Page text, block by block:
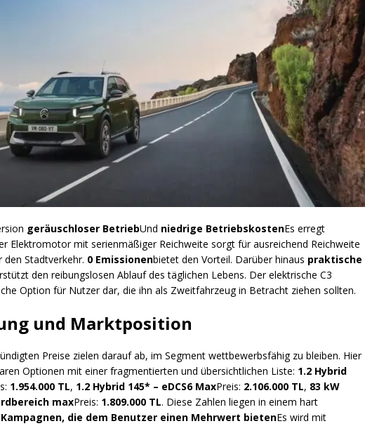
geräuschloser BetriebUnd niedrige BetriebskostenEs erregt
Elektromotor mit serienmäßiger Reichweite sorgt für ausreichend Reichweite
den Stadtverkehr. 0 Emissionenbietet den Vorteil. Darüber hinaus praktische
den reibungslosen Ablauf des täglichen Lebens. Der elektrische C3
Option für Nutzer dar, die ihn als Zweitfahrzeug in Betracht ziehen sollten.
und Marktposition
Preise zielen darauf ab, im Segment wettbewerbsfähig zu bleiben. Hier
Optionen mit einer fragmentierten und übersichtlichen Liste: 1.2 Hybrid
1.954.000 TL, 1.2 Hybrid 145* – eDCS6 MaxPreis: 2.106.000 TL, 83 kW
maxPreis: 1.809.000 TL. Diese Zahlen liegen in einem hart
Kampagnen, die dem Benutzer einen Mehrwert bietenEs wird mit